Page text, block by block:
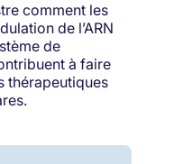
comment les
de l’ARN
de
à faire
thérapeutiques